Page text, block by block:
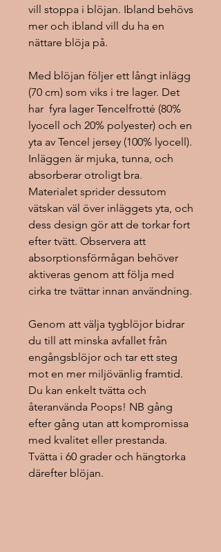
vill stoppa i blöjan. Ibland behövs
mer och ibland vill du ha en
nättare blöja på.
Med blöjan följer ett långt inlägg
(70 cm) som viks i tre lager. Det
har fyra lager Tencelfrotté (80%
lyocell och 20% polyester) och en
yta av Tencel jersey (100% lyocell).
Inläggen är mjuka, tunna, och
absorberar otroligt bra.
Materialet sprider dessutom
vätskan väl över inläggets yta, och
dess design gör att de torkar fort
efter tvätt. Observera att
absorptionsförmågan behöver
aktiveras genom att följa med
cirka tre tvättar innan användning.
Genom att välja tygblöjor bidrar
du till att minska avfallet från
engångsblöjor och tar ett steg
mot en mer miljövänlig framtid.
Du kan enkelt tvätta och
återanvända Poops! NB gång
efter gång utan att kompromissa
med kvalitet eller prestanda.
Tvätta i 60 grader och hängtorka
därefter blöjan.